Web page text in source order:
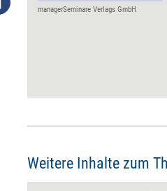
managerSeminare Verlags GmbH
Weitere Inhalte zum